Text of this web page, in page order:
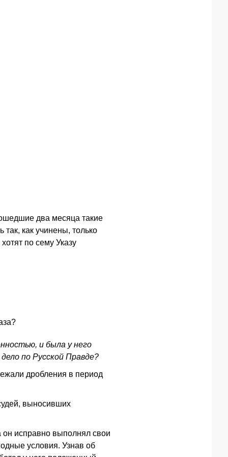
два месяца такие
как учинены, только
по сему Указу
и была у него
по Русской Правде?
дробления в период
выносивших
он исправно выполнял свои
условия. Узнав об